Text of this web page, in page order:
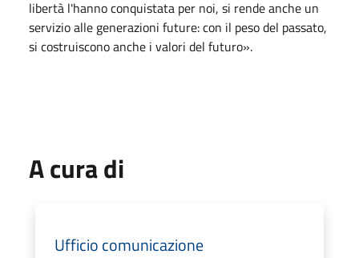
libertà l'hanno conquistata per noi, si rende anche un
servizio alle generazioni future: con il peso del passato,
si costruiscono anche i valori del futuro».
A cura di
Ufficio comunicazione